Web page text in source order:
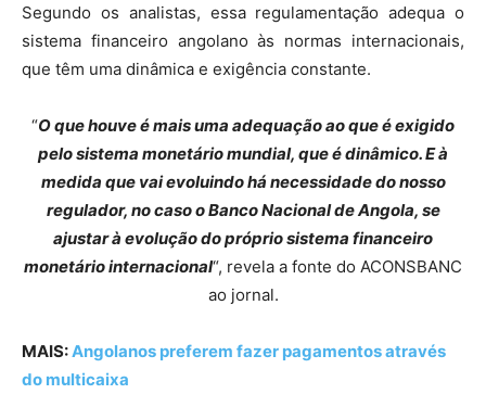
Segundo os analistas, essa regulamentação adequa o
sistema financeiro angolano às normas internacionais,
que têm uma dinâmica e exigência constante.
“O que houve é mais uma adequação ao que é exigido
pelo sistema monetário mundial, que é dinâmico. E à
medida que vai evoluindo há necessidade do nosso
regulador, no caso o Banco Nacional de Angola, se
ajustar à evolução do próprio sistema financeiro
monetário internacional“, revela a fonte do ACONSBANC
ao jornal.
MAIS:Angolanos preferem fazer pagamentos através
do multicaixa